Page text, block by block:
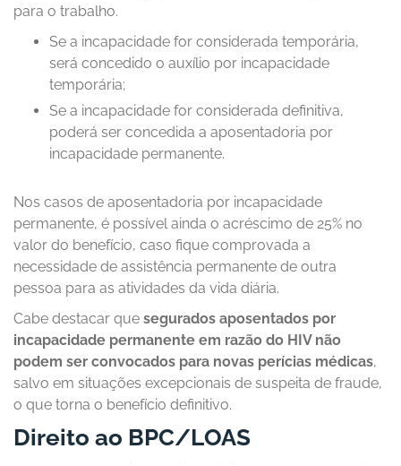
para o trabalho.
Se a incapacidade for considerada temporária,
será concedido o auxílio por incapacidade
temporária;
Se a incapacidade for considerada definitiva,
poderá ser concedida a aposentadoria por
incapacidade permanente.
Nos casos de aposentadoria por incapacidade
permanente, é possível ainda o acréscimo de 25% no
valor do benefício, caso fique comprovada a
necessidade de assistência permanente de outra
pessoa para as atividades da vida diária.
Cabe destacar que segurados aposentados por
incapacidade permanente em razão do HIV não
podem ser convocados para novas perícias médicas,
salvo em situações excepcionais de suspeita de fraude,
o que torna o benefício definitivo.
Direito ao BPC/LOAS